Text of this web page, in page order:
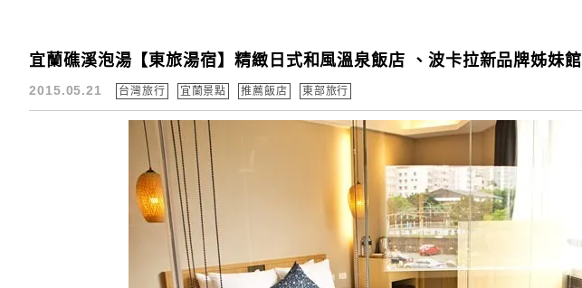
宜蘭礁溪泡湯【東旅湯宿】精緻日式和風溫泉飯店 、波卡拉新品牌姊妹館
2015.05.21 台灣旅行 宜蘭景點 推薦飯店 東部旅行